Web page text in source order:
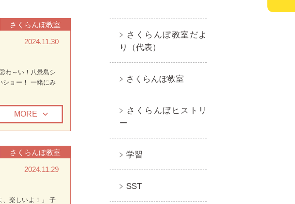
さくらんぼ教室
2024.11.30
わ～い！八景島シ
ョー！ 一緒にみ
MORE
さくらんぼ教室
2024.11.29
、楽しいよ！」 子
さくらんぼ教室だよ
り（代表）
さくらんぼ教室
さくらんぼヒストリ
ー
学習
SST